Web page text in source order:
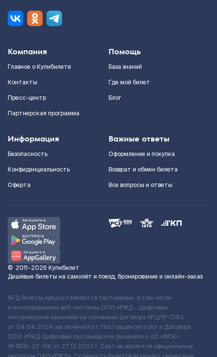
Компания
Главное о Купибилете
Контакты
Пресс-центр
Партнерская программа
Помощь
База знаний
Где мой билет
Блог
Информация
Безопасность
Конфиденциальность
Оферта
Важные ответы
Оформление и покупка
Возврат и обмен билета
Все вопросы и ответы
© 2011–2026 Купибилет
Дешёвые билеты на самолёт и поезд, бронирование и онлайн-заказ
Ж/Д билеты предоставляются партнёрами, в том числе
с использованием веб-системы ООО «РЖД – Цифровые
пассажирские решения» на основании договора № ЦПР-1282
от 04.04.2024 заключенного с Поставщиком услуг и Договора
ООО «РЖД-Цифровые пассажирские решения» c АО «ФПК»
№ ФПК-22-316 от 27.12.2022 г. Сайт не является официальным